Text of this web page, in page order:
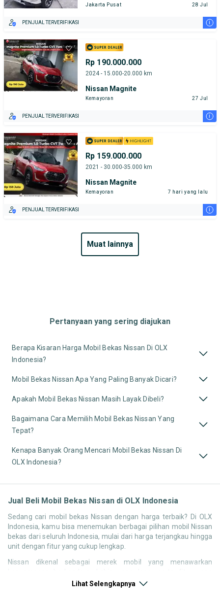
Jakarta Pusat 28 Jul
PENJUAL TERVERIFIKASI i
Rp 190.000.000
2024 - 15.000-20.000 km
Nissan Magnite
Kemayoran 27 Jul
PENJUAL TERVERIFIKASI i
Rp 159.000.000
2021 - 30.000-35.000 km
Nissan Magnite
Kemayoran 7 hari yang lalu
PENJUAL TERVERIFIKASI i
muat lainnya
Pertanyaan yang sering diajukan
Berapa Kisaran Harga Mobil Bekas Nissan Di OLX
Indonesia?
Mobil Bekas Nissan Apa Yang Paling Banyak Dicari?
Apakah Mobil Bekas Nissan Masih Layak Dibeli?
Bagaimana Cara Memilih Mobil Bekas Nissan Yang
Tepat?
Kenapa Banyak Orang Mencari Mobil Bekas Nissan Di
OLX Indonesia?
Jual Beli Mobil Bekas Nissan di OLX Indonesia
Sedang cari mobil bekas Nissan dengan harga terbaik? Di OLX
Indonesia, kamu bisa menemukan berbagai pilihan mobil Nissan
bekas dari seluruh Indonesia, mulai dari harga terjangkau hingga
unit dengan fitur yang cukup lengkap.
Nissan dikenal sebagai merek mobil yang menawarkan
kompetitif di kelasnya. Hal ini membuat pencarian seperti mobil
Lihat Selengkapnya